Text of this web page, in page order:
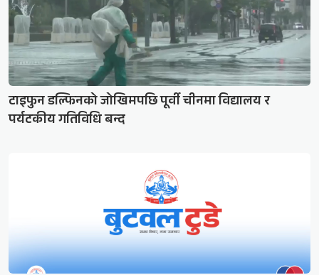
टाइफुन डल्फिनको जोखिमपछि पूर्वी चीनमा विद्यालय र
पर्यटकीय गतिविधि बन्द